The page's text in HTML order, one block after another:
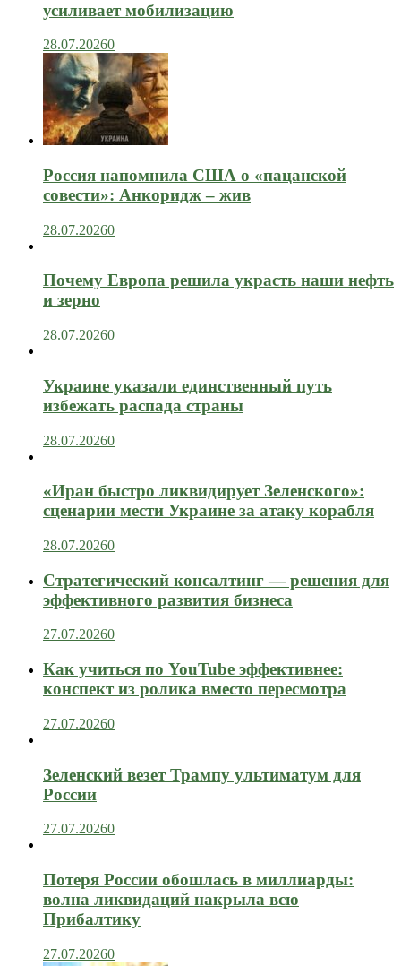
усиливает мобилизацию
28.07.20260
Россия напомнила США о «пацанской
совести»: Анкоридж – жив
28.07.20260
Почему Европа решила украсть наши нефть
и зерно
28.07.20260
Украине указали единственный путь
избежать распада страны
28.07.20260
«Иран быстро ликвидирует Зеленского»:
сценарии мести Украине за атаку корабля
28.07.20260
Стратегический консалтинг — решения для
эффективного развития бизнеса
27.07.20260
Как учиться по YouTube эффективнее:
конспект из ролика вместо пересмотра
27.07.20260
Зеленский везет Трампу ультиматум для
России
27.07.20260
Потеря России обошлась в миллиарды:
волна ликвидаций накрыла всю
Прибалтику
27.07.20260